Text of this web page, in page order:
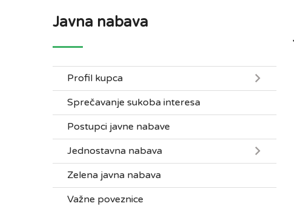
Javna nabava
Profil kupca
Sprečavanje sukoba interesa
Postupci javne nabave
Jednostavna nabava
Zelena javna nabava
Važne poveznice